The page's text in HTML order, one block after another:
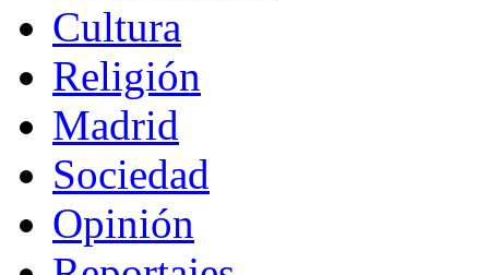
Cultura
Religión
Madrid
Sociedad
Opinión